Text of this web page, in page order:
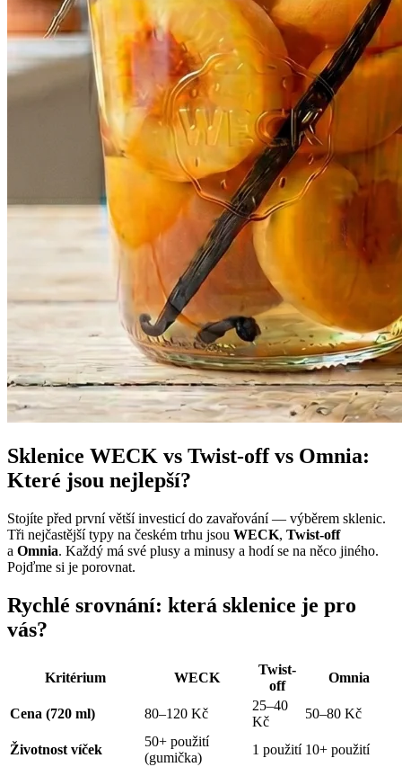
Sklenice WECK vs Twist-off vs Omnia:
Které jsou nejlepší?
Stojíte před první větší investicí do zavařování — výběrem sklenic.
Tři nejčastější typy na českém trhu jsou WECK, Twist-off
a Omnia. Každý má své plusy a minusy a hodí se na něco jiného.
Pojďme si je porovnat.
Rychlé srovnání: která sklenice je pro
vás?
Kritérium WECK
Twist-
off
Omnia
Cena (720 ml) 80–120 Kč
25–40
Kč
50–80 Kč
Životnost víček
50+ použití
(gumička)
1 použití 10+ použití